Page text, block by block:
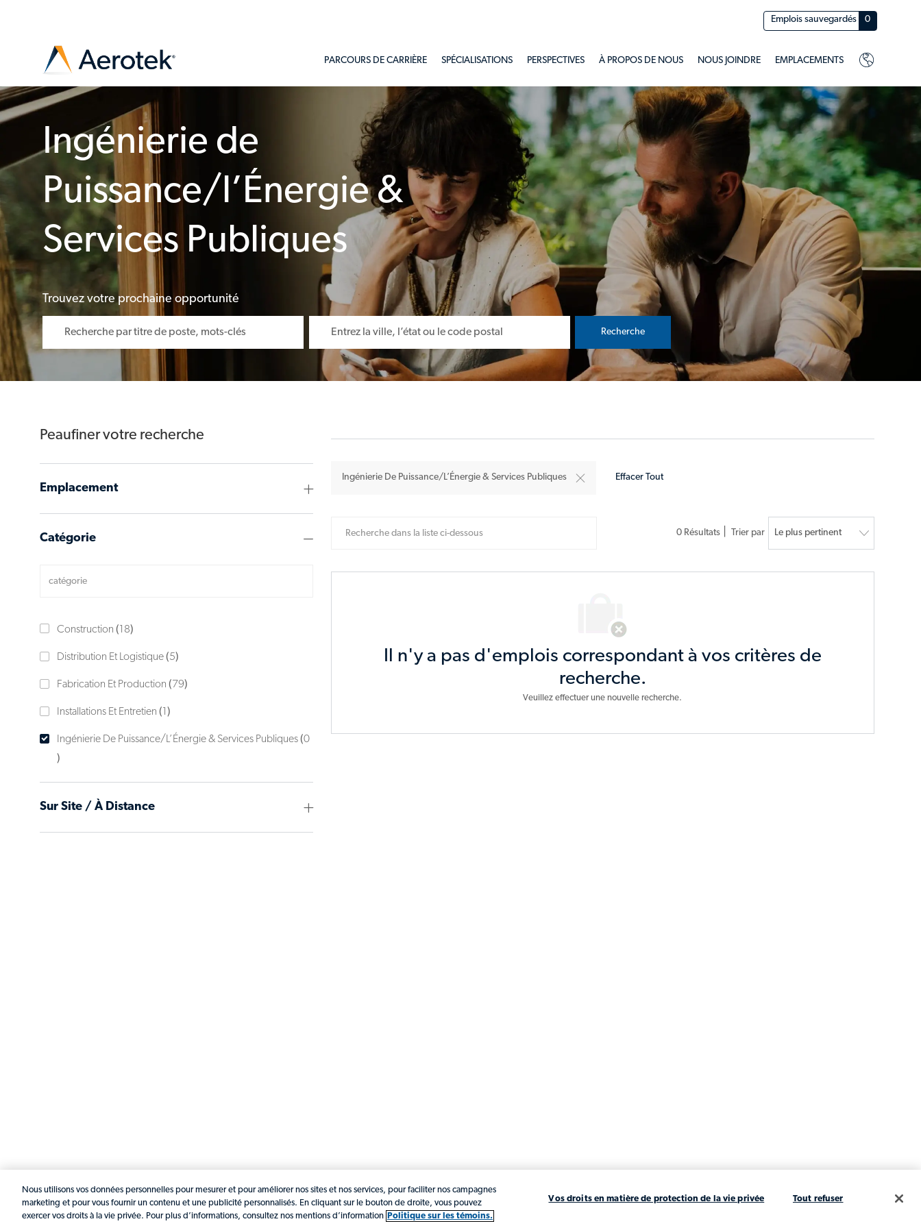
Emplois sauvegardés
0
PARCOURS DE CARRIÈRE SPÉCIALISATIONS PERSPECTIVES À PROPOS DE NOUS NOUS JOINDRE EMPLACEMENTS
-
Ingénierie de
Puissance/l’Énergie &
Services Publiques
Trouvez votre prochaine opportunité
Search for Job Title
Recherche
Peaufiner votre recherche
Emplacement
Catégorie
catégorie
Construction (18)
Distribution Et Logistique(5)
Fabrication Et Production (79)
Installations Et Entretien ( )
Ingénierie De Puissance/l’Énergie & Services Publiques(0
)
Sur Site / À Distance
Ingénierie De Puissance/l’Énergie & Services Publiques Effacer Tout
0 Résultats Trier par
Il n'y a pas d'emplois correspondant à vos critères de
recherche.
Veuillez effectuer une nouvelle recherche.
Nous utilisons vos données personnelles pour mesurer et pour améliorer nos sites et nos services, pour faciliter nos campagnes
marketing et pour vous fournir un contenu et une publicité personnalisés. En cliquant sur le bouton de droite, vous pouvez
exercer vos droits à la vie privée. Pour plus d’informations, consultez nos mentions d’information
Politique sur les témoins.
Vos droits en matière de protection de la vie privée Tout refuser